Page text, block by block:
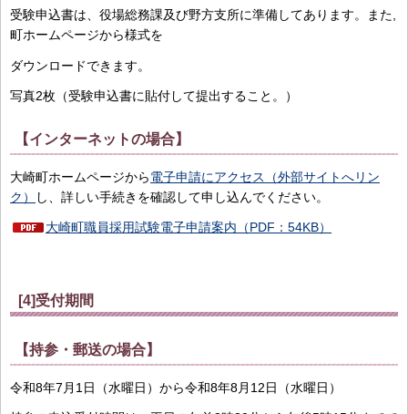
受験申込書は、役場総務課及び野方支所に準備してあります。また,
町ホームページから様式を
ダウンロードできます。
写真2枚（受験申込書に貼付して提出すること。）
【インターネットの場合】
大崎町ホームページから電子申請にアクセス（外部サイトへリン
ク）
し、詳しい手続きを確認して申し込んでください。
大崎町職員採用試験電子申請案内（PDF：54KB）
[4]受付期間
【持参・郵送の場合】
令和8年7月1日（水曜日）から令和8年8月12日（水曜日）